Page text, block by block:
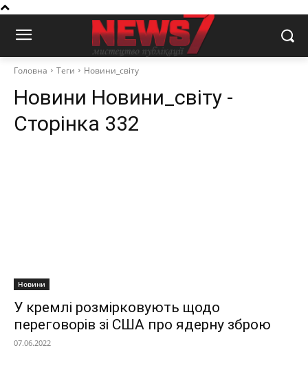
Головна Теги Новини_світу
Новини Новини_світу -
Сторінка 332
Новини
У кремлі розмірковують щодо
переговорів зі США про ядерну зброю
07.06.2022